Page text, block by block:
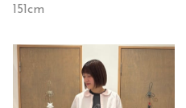
151cm